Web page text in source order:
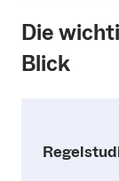
Die
Blick